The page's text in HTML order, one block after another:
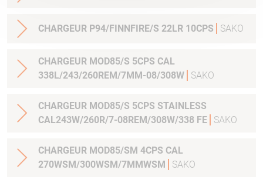
CHARGEUR P94/FINNFIRE/S 22LR 10CPS SAKO
CHARGEUR MOD85/S 5CPS CAL
338L/243/260REM/7MM-08/308W
SAKO
CHARGEUR MOD85/S 5CPS STAINLESS
CAL243W/260R/7-08REM/308W/338 FE
SAKO
CHARGEUR MOD85/SM 4CPS CAL
270WSM/300WSM/7MMWSM
SAKO